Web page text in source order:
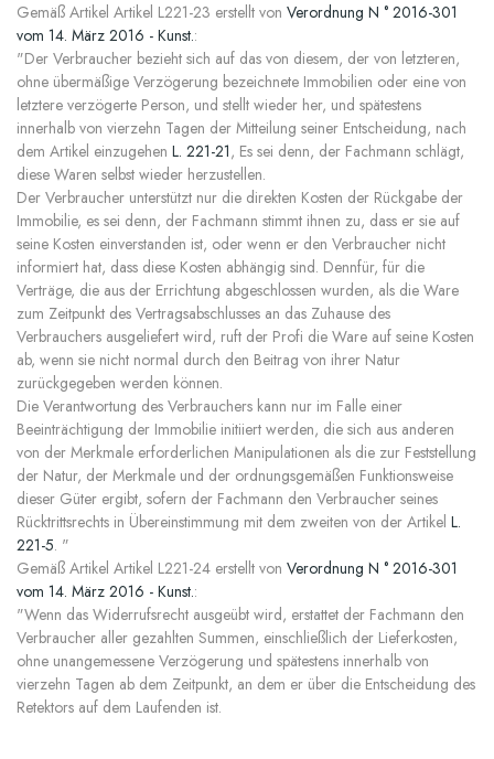
Gemäß Artikel Artikel L221-23 erstellt von Verordnung N ° 2016-301
vom 14. März 2016 - Kunst.:
"Der Verbraucher bezieht sich auf das von diesem, der von letzteren,
ohne übermäßige Verzögerung bezeichnete Immobilien oder eine von
letztere verzögerte Person, und stellt wieder her, und spätestens
innerhalb von vierzehn Tagen der Mitteilung seiner Entscheidung, nach
dem Artikel einzugehen L. 221-21, Es sei denn, der Fachmann schlägt,
diese Waren selbst wieder herzustellen.
Der Verbraucher unterstützt nur die direkten Kosten der Rückgabe der
Immobilie, es sei denn, der Fachmann stimmt ihnen zu, dass er sie auf
seine Kosten einverstanden ist, oder wenn er den Verbraucher nicht
informiert hat, dass diese Kosten abhängig sind. Dennfür, für die
Verträge, die aus der Errichtung abgeschlossen wurden, als die Ware
zum Zeitpunkt des Vertragsabschlusses an das Zuhause des
Verbrauchers ausgeliefert wird, ruft der Profi die Ware auf seine Kosten
ab, wenn sie nicht normal durch den Beitrag von ihrer Natur
zurückgegeben werden können.
Die Verantwortung des Verbrauchers kann nur im Falle einer
Beeinträchtigung der Immobilie initiiert werden, die sich aus anderen
von der Merkmale erforderlichen Manipulationen als die zur Feststellung
der Natur, der Merkmale und der ordnungsgemäßen Funktionsweise
dieser Güter ergibt, sofern der Fachmann den Verbraucher seines
Rücktrittsrechts in Übereinstimmung mit dem zweiten von der Artikel L.
221-5. "
Gemäß Artikel Artikel L221-24 erstellt von Verordnung N ° 2016-301
vom 14. März 2016 - Kunst.:
"Wenn das Widerrufsrecht ausgeübt wird, erstattet der Fachmann den
Verbraucher aller gezahlten Summen, einschließlich der Lieferkosten,
ohne unangemessene Verzögerung und spätestens innerhalb von
vierzehn Tagen ab dem Zeitpunkt, an dem er über die Entscheidung des
Retektors auf dem Laufenden ist.